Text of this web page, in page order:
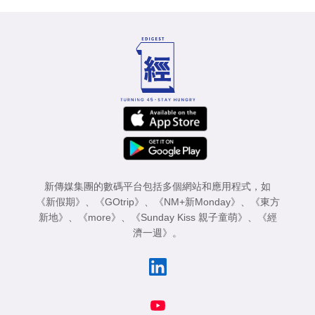
新傳媒集團的數碼平台包括多個網站和應用程式，如
《新假期》 、 《GOtrip》 、 《NM+新Monday》 、
《東方
新地》 、 《more》 、 《Sunday Kiss 親子童萌》 、
《經
濟一週》 。